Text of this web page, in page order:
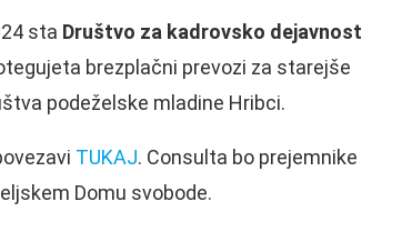
sta Društvo za kadrovsko dejavnost
brezplačni prevozi za starejše
podeželske mladine Hribci.
TUKAJ. Consulta bo prejemnike
Domu svobode.